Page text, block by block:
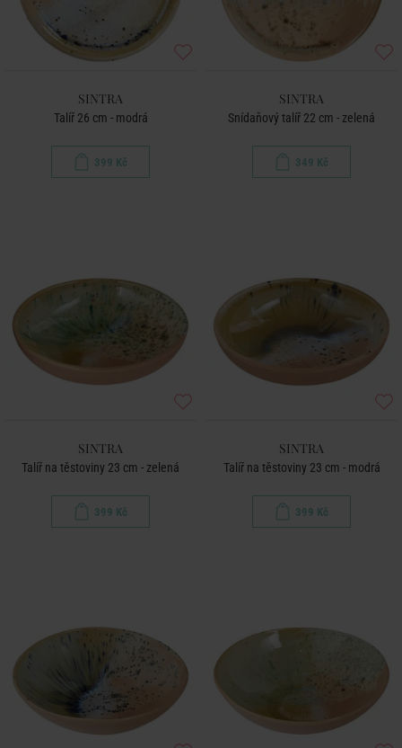
SINTRA
Talíř 26 cm - modrá
399 Kč
SINTRA
Snídaňový talíř 22 cm - zelená
349 Kč
SINTRA
Talíř na těstoviny 23 cm - zelená
399 Kč
SINTRA
Talíř na těstoviny 23 cm - modrá
399 Kč